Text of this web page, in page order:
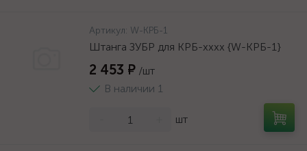
Артикул: W-КРБ-1
Штанга ЗУБР для КРБ-хххх {W-КРБ-1}
2 453 ₽ /шт
В наличии 1
шт